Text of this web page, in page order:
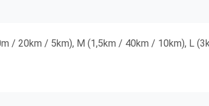
/ 20km / 5km), M (1,5km / 40km / 10km), L